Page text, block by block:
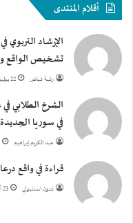
أقلام المنتدى
الإرشاد التربوي
تشخيص الواقع
رقية فياض 22 يوليو، 2026
الشرخ الطلابي
في سوريا
عبد الكريم إبراهيم
قراءة في واقع
فتون استنبولي 23 أبريل، 2025